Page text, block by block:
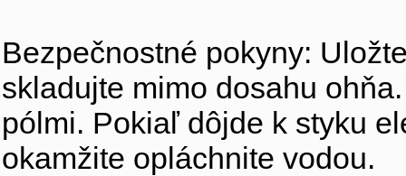
Bezpečnostné pokyny:
skladujte mimo dosahu
pólmi. Pokiaľ dôjde k styku
okamžite opláchnite vodou.